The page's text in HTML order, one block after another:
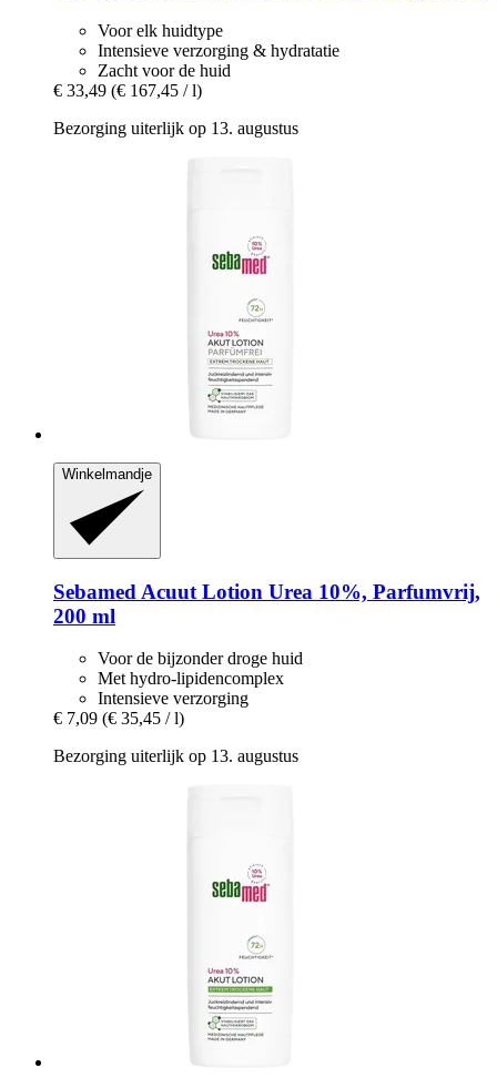
Voor elk huidtype
Intensieve verzorging & hydratatie
Zacht voor de huid
€ 33,49 (€ 167,45 / l)
Bezorging uiterlijk op 13. augustus
Winkelmandje
Sebamed Acuut Lotion Urea 10%, Parfumvrij,
200 ml
Voor de bijzonder droge huid
Met hydro-lipidencomplex
Intensieve verzorging
€ 7,09 (€ 35,45 / l)
Bezorging uiterlijk op 13. augustus